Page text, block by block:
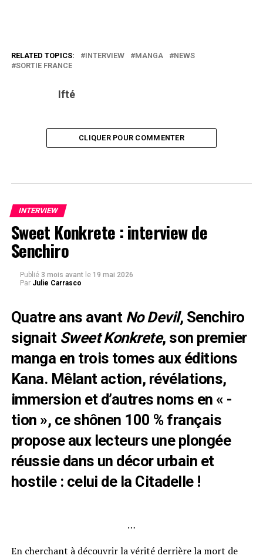
RELATED TOPICS: INTERVIEW MANGA
NEWS
SORTIE FRANCE
Ifté
CLIQUER POUR COMMENTER
INTERVIEW
Sweet Konkrete : interview de
Senchiro
Publié 3 mois avant le 19 mai 2026
Par Julie Carrasco
Quatre ans avant No Devil, Senchiro
signait Sweet Konkrete, son premier
manga en trois tomes aux éditions
Kana. Mêlant action, révélations,
immersion et d’autres noms en « -
tion », ce shônen 100 % français
propose aux lecteurs une plongée
réussie dans un décor urbain et
hostile : celui de la Citadelle !
…
En cherchant à découvrir la vérité derrière la mort de